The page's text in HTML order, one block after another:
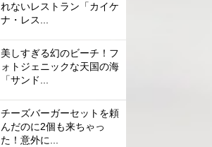
れないレストラン「カイケ
ナ・レス...
美しすぎる幻のビーチ！フ
ォトジェニックな天国の海
「サンド...
チーズバーガーセットを頼
んだのに2個も来ちゃっ
た！意外に...